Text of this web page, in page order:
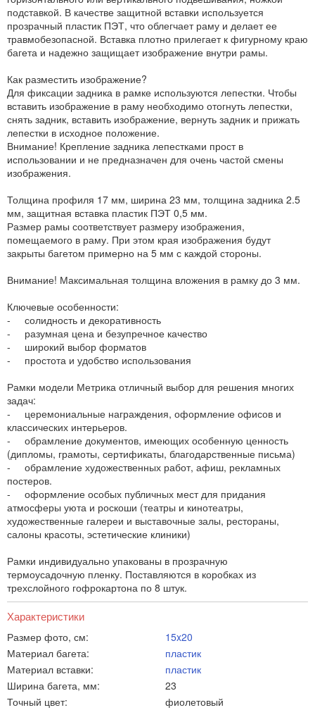
подставкой. В качестве защитной вставки используется
прозрачный пластик ПЭТ, что облегчает раму и делает ее
травмобезопасной. Вставка плотно прилегает к фигурному краю
багета и надежно защищает изображение внутри рамы.
Как разместить изображение?
Для фиксации задника в рамке используются лепестки. Чтобы
вставить изображение в раму необходимо отогнуть лепестки,
снять задник, вставить изображение, вернуть задник и прижать
лепестки в исходное положение.
Внимание! Крепление задника лепестками прост в
использовании и не предназначен для очень частой смены
изображения.
Толщина профиля 17 мм, ширина 23 мм, толщина задника 2.5
мм, защитная вставка пластик ПЭТ 0,5 мм.
Размер рамы соответствует размеру изображения,
помещаемого в раму. При этом края изображения будут
закрыты багетом примерно на 5 мм с каждой стороны.
Внимание! Максимальная толщина вложения в рамку до 3 мм.
Ключевые особенности:
- солидность и декоративность
- разумная цена и безупречное качество
- широкий выбор форматов
- простота и удобство использования
Рамки модели Метрика отличный выбор для решения многих
задач:
- церемониальные награждения, оформление офисов и
классических интерьеров.
- обрамление документов, имеющих особенную ценность
(дипломы, грамоты, сертификаты, благодарственные письма)
- обрамление художественных работ, афиш, рекламных
постеров.
- оформление особых публичных мест для придания
атмосферы уюта и роскоши (театры и кинотеатры,
художественные галереи и выставочные залы, рестораны,
салоны красоты, эстетические клиники)
Рамки индивидуально упакованы в прозрачную
термоусадочную пленку. Поставляются в коробках из
трехслойного гофрокартона по 8 штук.
Характеристики
Размер фото, см:
15x20
Материал багета:
пластик
Материал вставки:
пластик
Ширина багета, мм:
23
Точный цвет:
фиолетовый